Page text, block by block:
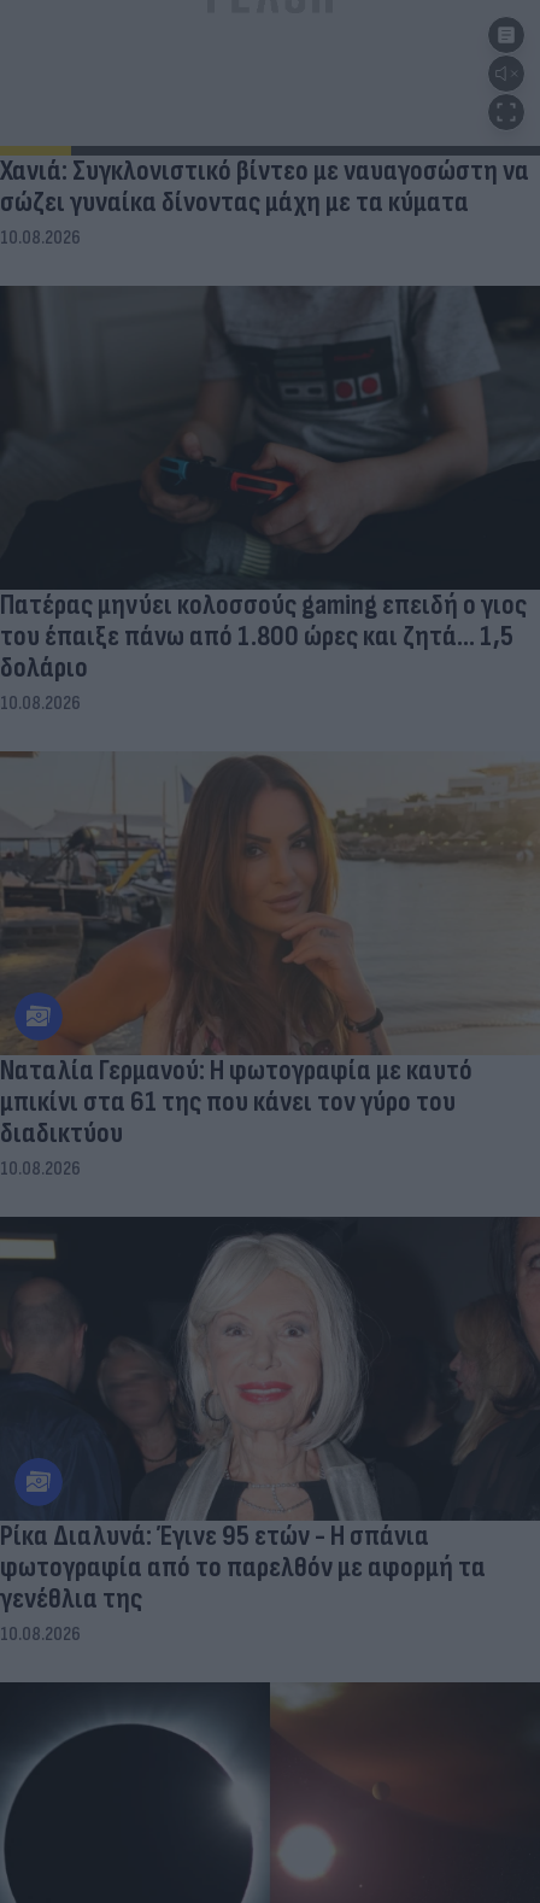
Χανιά: Συγκλονιστικό βίντεο με ναυαγοσώστη να
σώζει γυναίκα δίνοντας μάχη με τα κύματα
10.08.2026
Πατέρας μηνύει κολοσσούς gaming επειδή ο γιος
του έπαιξε πάνω από 1.800 ώρες και ζητά... 1,5
δολάριο
10.08.2026
Ναταλία Γερμανού: Η φωτογραφία με καυτό
μπικίνι στα 61 της που κάνει τον γύρο του
διαδικτύου
10.08.2026
Ρίκα Διαλυνά: Έγινε 95 ετών - Η σπάνια
φωτογραφία από το παρελθόν με αφορμή τα
γενέθλια της
10.08.2026